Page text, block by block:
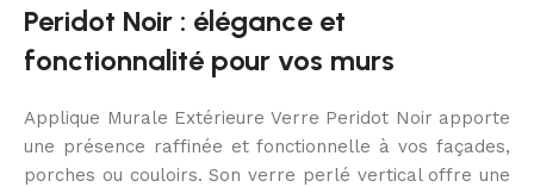
Peridot Noir : élégance et
fonctionnalité pour vos murs
Applique Murale Extérieure Verre Peridot Noir apporte
une présence raffinée et fonctionnelle à vos façades,
porches ou couloirs. Son verre perlé vertical offre une